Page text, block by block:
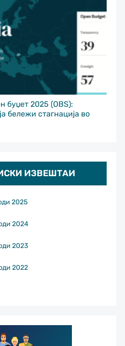
буџет 2025 (OBS):
бележи стагнација во
ИЗВЕШТАИ
2025
2024
2023
2022